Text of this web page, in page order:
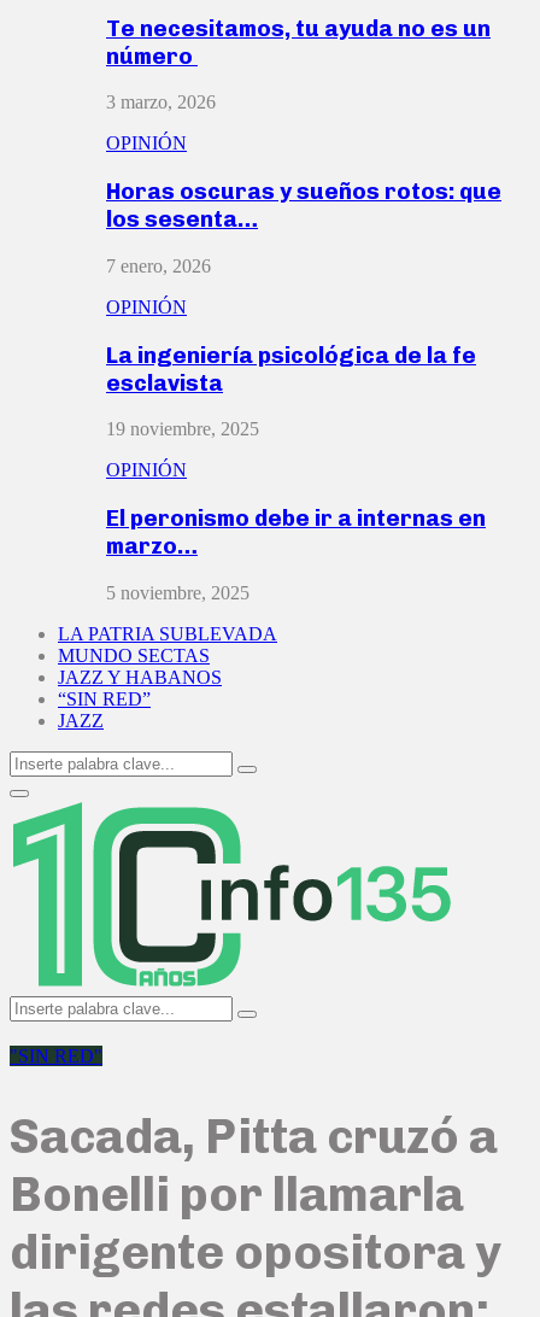
Te necesitamos, tu ayuda no es un
número
3 marzo, 2026
OPINIÓN
Horas oscuras y sueños rotos: que
los sesenta…
7 enero, 2026
OPINIÓN
La ingeniería psicológica de la fe
esclavista
19 noviembre, 2025
OPINIÓN
El peronismo debe ir a internas en
marzo…
5 noviembre, 2025
LA PATRIA SUBLEVADA
MUNDO SECTAS
JAZZ Y HABANOS
“SIN RED”
JAZZ
Search
for:
Search
Primary
Menu
Search
for:
Search
"SIN RED"
Sacada, Pitta cruzó a
Bonelli por llamarla
dirigente opositora y